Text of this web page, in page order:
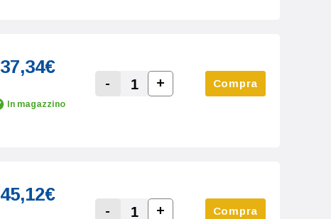
37,34€
In magazzino Decrease Quantity:
-
Increase Quantity:
+ Compra
45,12€
- + Compra